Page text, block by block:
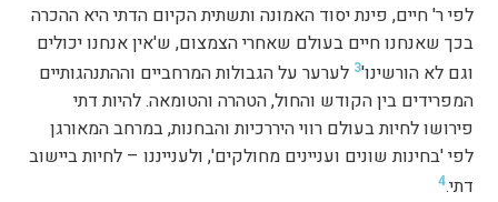
לפי ר' חיים, פינת יסוד האמונה ותשתית הקיום הדתי היא ההכרה
בכך שאנחנו חיים בעולם שאחרי הצמצום, ש'אין אנחנו יכולים
וגם לא הורשינו'3 לערער על הגבולות המרחביים וההתנהגותיים
המפרידים בין הקודש והחול, הטהרה והטומאה. להיות דתי
פירושו לחיות בעולם רווי היררכיות והבחנות, במרחב המאורגן
לפי 'בחינות שונים ועניינים מחולקים', ולענייננו – לחיות ביישוב
דתי.4